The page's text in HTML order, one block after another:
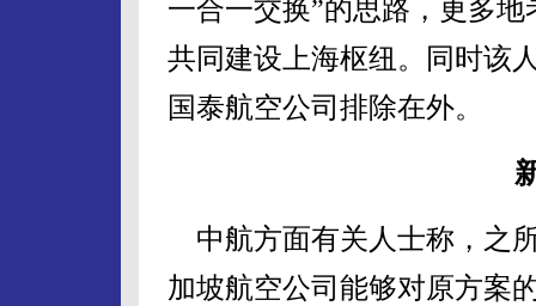
一合一交换”的思路，更多
共同建设上海枢纽。同时该
国泰航空公司排除在外。
中航方面有关人士称，之
加坡航空公司能够对原方案